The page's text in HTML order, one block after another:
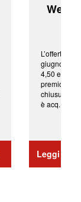
L’offerta
giugno da
4,50 euro
premio di
chiusura
è acq...
Leggi di